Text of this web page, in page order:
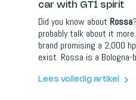
car with GT1 spirit
Did you know about Rossa
probably talk about it
brand promising a 2,000
exist. Rossa is a
Lees volledig artikel